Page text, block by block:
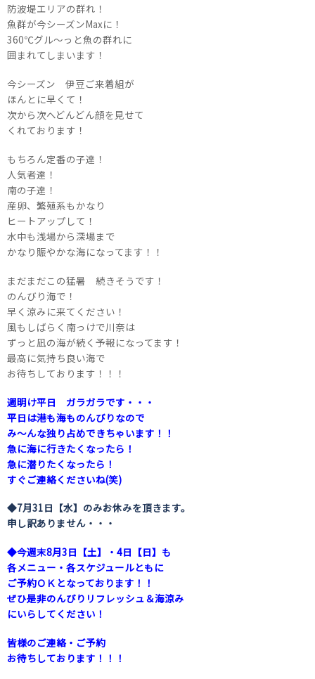
防波堤エリアの群れ！
魚群が今シーズンMaxに！
360℃グル～っと魚の群れに
囲まれてしまいます！
今シーズン 伊豆ご来着組が
ほんとに早くて！
次から次へどんどん顔を見せて
くれております！
もちろん定番の子達！
人気者達！
南の子達！
産卵、繁殖系もかなり
ヒートアップして！
水中も浅場から深場まで
かなり賑やかな海になってます！！
まだまだこの猛暑 続きそうです！
のんびり海で！
早く涼みに来てください！
風もしばらく南っけで川奈は
ずっと凪の海が続く予報になってます！
最高に気持ち良い海で
お待ちしております！！！
週明け平日 ガラガラです・・・
平日は港も海ものんびりなので
み～んな独り占めできちゃいます！！
急に海に行きたくなったら！
急に潜りたくなったら！
すぐご連絡くださいね(笑)
◆7月31日【水】のみお休みを頂きます。
申し訳ありません・・・
◆今週末8月3日【土】・4日【日】も
各メニュー・各スケジュールともに
ご予約ＯＫとなっております！！
ぜひ是非のんびりリフレッシュ＆海涼み
にいらしてください！
皆様のご連絡・ご予約
お待ちしております！！！